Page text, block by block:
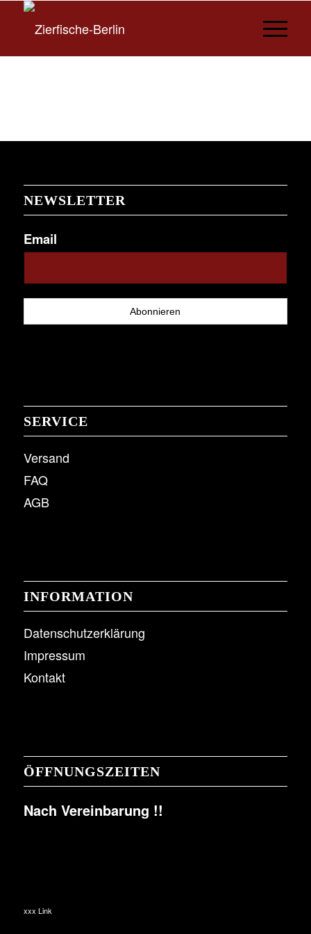
NEWSLETTER
Email
SERVICE
Versand
FAQ
AGB
INFORMATION
Datenschutzerklärung
Impressum
Kontakt
ÖFFNUNGSZEITEN
Nach Vereinbarung !!
xxx Link